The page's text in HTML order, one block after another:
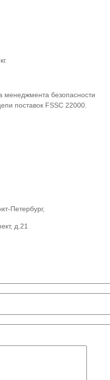
менеджмента безопасности
поставок FSSC 22000.
Петербург,
д.21